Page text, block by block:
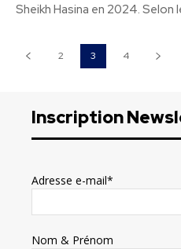
Sheikh
2 3 4
Inscription
Adresse e-mail*
Nom & Prénom